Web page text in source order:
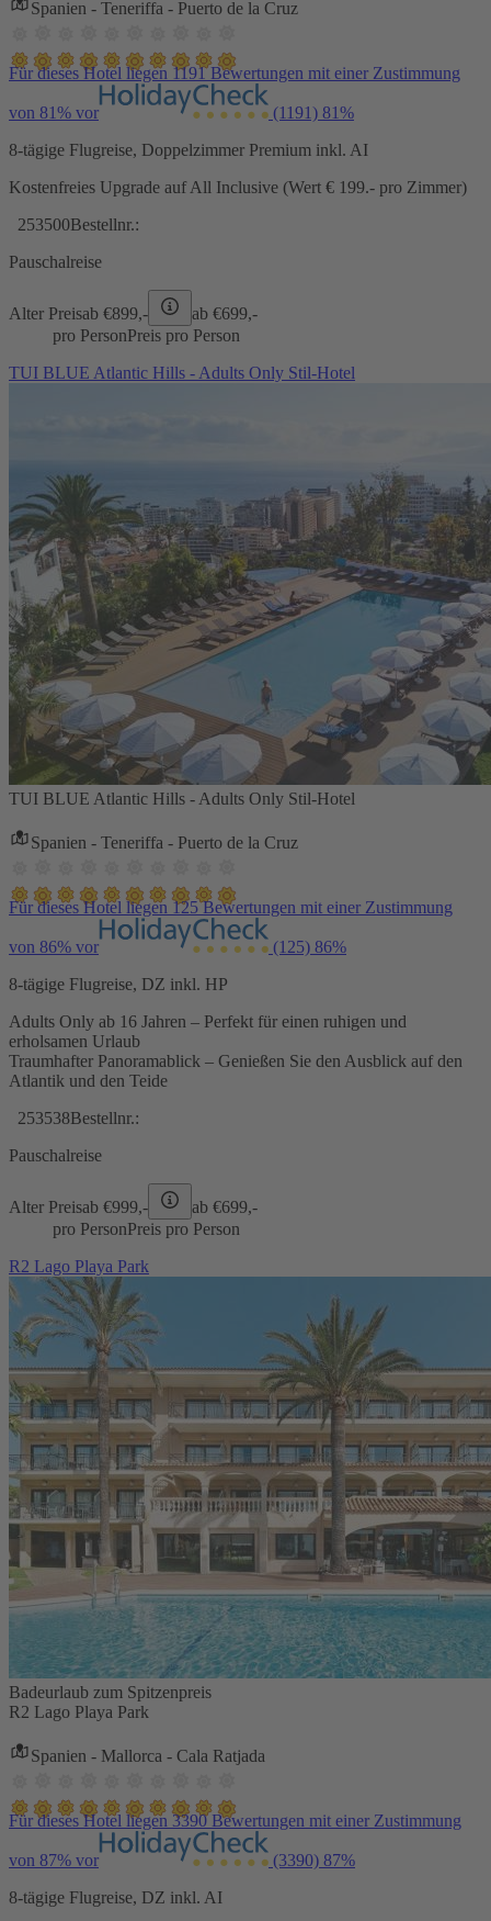
Spanien - Teneriffa - Puerto de la Cruz
Für dieses Hotel liegen 1191 Bewertungen mit einer Zustimmung
von 81% vor (1191) 81%
8-tägige Flugreise, Doppelzimmer Premium inkl. AI
Kostenfreies Upgrade auf All Inclusive (Wert € 199.- pro Zimmer)
253500Bestellnr.:
Pauschalreise
Alter Preisab €899,- ab €699,-
pro PersonPreis pro Person
TUI BLUE Atlantic Hills - Adults Only Stil-Hotel
TUI BLUE Atlantic Hills - Adults Only Stil-Hotel
Spanien - Teneriffa - Puerto de la Cruz
Für dieses Hotel liegen 125 Bewertungen mit einer Zustimmung
von 86% vor (125) 86%
8-tägige Flugreise, DZ inkl. HP
Adults Only ab 16 Jahren – Perfekt für einen ruhigen und
erholsamen Urlaub
Traumhafter Panoramablick – Genießen Sie den Ausblick auf den
Atlantik und den Teide
253538Bestellnr.:
Pauschalreise
Alter Preisab €999,- ab €699,-
pro PersonPreis pro Person
R2 Lago Playa Park
Badeurlaub zum Spitzenpreis
R2 Lago Playa Park
Spanien - Mallorca - Cala Ratjada
Für dieses Hotel liegen 3390 Bewertungen mit einer Zustimmung
von 87% vor (3390) 87%
8-tägige Flugreise, DZ inkl. AI